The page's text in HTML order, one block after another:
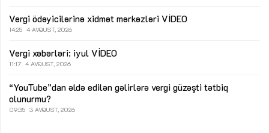
Vergi ödəyicilərinə xidmət mərkəzləri VİDEO
14:25 4 AVQUST, 2026
Vergi xəbərləri: iyul VİDEO
11:17 4 AVQUST, 2026
“YouTube”dan əldə edilən gəlirlərə vergi güzəşti tətbiq
olunurmu?
09:35 3 AVQUST, 2026